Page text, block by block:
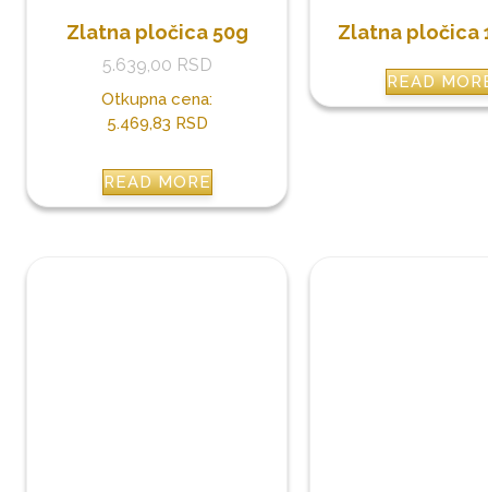
Zlatna pločica 50g
5.639,00 RSD
Otkupna cena:
5.469,83 RSD
READ MORE
Zlatna pločica
READ